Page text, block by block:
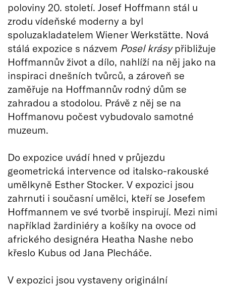
poloviny 20. století. Josef Hoffmann stál u
zrodu vídeňské moderny a byl
spoluzakladatelem Wiener Werkstätte. Nová
stálá expozice s názvem Posel krásypřibližuje
Hoffmannův život a dílo, nahlíží na něj jako na
inspiraci dnešních tvůrců, a zároveň se
zaměřuje na Hoffmannův rodný dům se
zahradou a stodolou. Právě z něj se na
Hoffmanovu počest vybudovalo samotné
muzeum.
Do expozice uvádí hned v průjezdu
geometrická intervence od italsko-rakouské
umělkyně Esther Stocker. V expozici jsou
zahrnuti i současní umělci, kteří se Josefem
Hoffmannem ve své tvorbě inspirují. Mezi nimi
například žardiniéry a košíky na ovoce od
afrického designéra Heatha Nashe nebo
křeslo Kubus od Jana Plecháče.
V expozici jsou vystaveny originální